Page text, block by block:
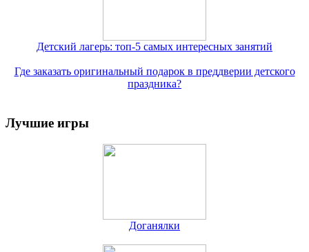
Детский лагерь: топ-5 самых интересных занятий
Где заказать оригинальный подарок в преддверии детского
праздника?
Лучшие игры
Доганялки